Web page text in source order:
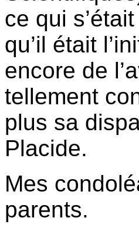
ce qui
qu’il était
encore de
tellement
plus sa
Placide.
Mes
parents.